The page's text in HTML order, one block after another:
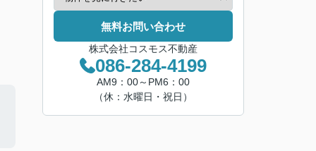
無料お問い合わせ
株式会社コスモス不動産
086-284-4199
AM9：00～PM6：00
（休：水曜日・祝日）